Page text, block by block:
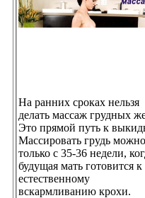
На ранних сроках нельзя
делать массаж грудных
Это прямой путь к выкидышу.
Массировать грудь можно
только с 35-36 недели,
будущая мать готовится к
естественному
вскармливанию крохи.